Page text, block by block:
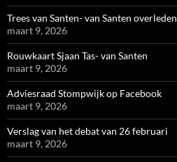
Trees van Santen- van Santen overleden
maart 9, 2026
Rouwkaart Sjaan Tas- van Santen
maart 9, 2026
Adviesraad Stompwijk op Facebook
maart 9, 2026
Verslag van het debat van 26 februari
maart 9, 2026